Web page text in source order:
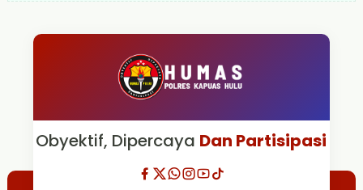
Obyektif, Dipercaya Dan Partisipasi